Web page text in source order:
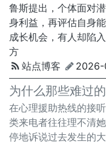
鲁斯提出，个体面对
身利益，再评估自身
成长机会，有人却陷
方
站点博客
2026-
为什么那些难过
在心理援助热线的接
类来电者往往理不清
停地诉说过去发生的